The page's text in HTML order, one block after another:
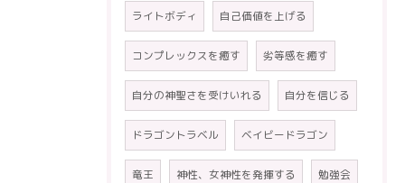
ライトボディ 自己価値を上げる
コンプレックスを癒す 劣等感を癒す
自分の神聖さを受けいれる 自分を信じる
ドラゴントラベル ベイビードラゴン
竜王 神性、女神性を発揮する 勉強会